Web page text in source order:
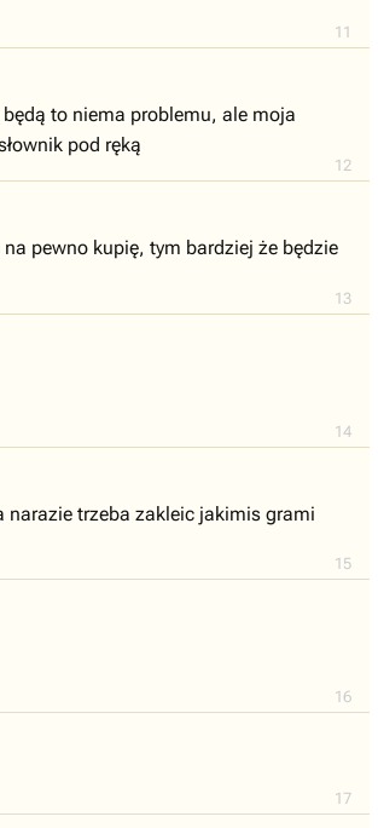
11
12
to niema problemu, ale moja
pod ręką
13
pewno kupię, tym bardziej że będzie
14
15
narazie trzeba zakleic jakimis grami
16
17